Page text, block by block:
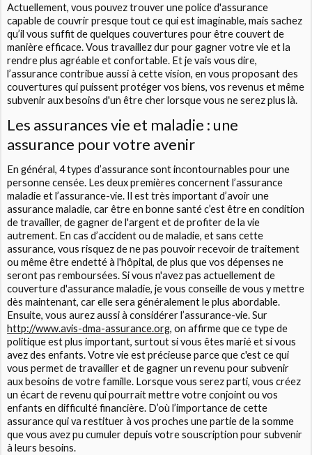
Actuellement, vous pouvez trouver une police d'assurance
capable de couvrir presque tout ce qui est imaginable, mais sachez
qu’il vous suffit de quelques couvertures pour être couvert de
manière efficace. Vous travaillez dur pour gagner votre vie et la
rendre plus agréable et confortable. Et je vais vous dire,
l’assurance contribue aussi à cette vision, en vous proposant des
couvertures qui puissent protéger vos biens, vos revenus et même
subvenir aux besoins d'un être cher lorsque vous ne serez plus là.
Les assurances vie et maladie : une
assurance pour votre avenir
En général, 4 types d’assurance sont incontournables pour une
personne censée. Les deux premières concernent l’assurance
maladie et l’assurance-vie. Il est très important d’avoir une
assurance maladie, car être en bonne santé c’est être en condition
de travailler, de gagner de l'argent et de profiter de la vie
autrement. En cas d’accident ou de maladie, et sans cette
assurance, vous risquez de ne pas pouvoir recevoir de traitement
ou même être endetté à l'hôpital, de plus que vos dépenses ne
seront pas remboursées. Si vous n'avez pas actuellement de
couverture d'assurance maladie, je vous conseille de vous y mettre
dès maintenant, car elle sera généralement le plus abordable.
Ensuite, vous aurez aussi à considérer l’assurance-vie. Sur
http://www.avis-dma-assurance.org, on affirme que ce type de
politique est plus important, surtout si vous êtes marié et si vous
avez des enfants. Votre vie est précieuse parce que c'est ce qui
vous permet de travailler et de gagner un revenu pour subvenir
aux besoins de votre famille. Lorsque vous serez parti, vous créez
un écart de revenu qui pourrait mettre votre conjoint ou vos
enfants en difficulté financière. D’où l’importance de cette
assurance qui va restituer à vos proches une partie de la somme
que vous avez pu cumuler depuis votre souscription pour subvenir
à leurs besoins.